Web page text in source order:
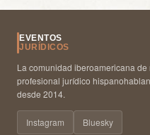
EVENTOS
JURÍDICOS
La comunidad iberoamericana de
profesional jurídico
desde 2014.
Instagram Bluesky